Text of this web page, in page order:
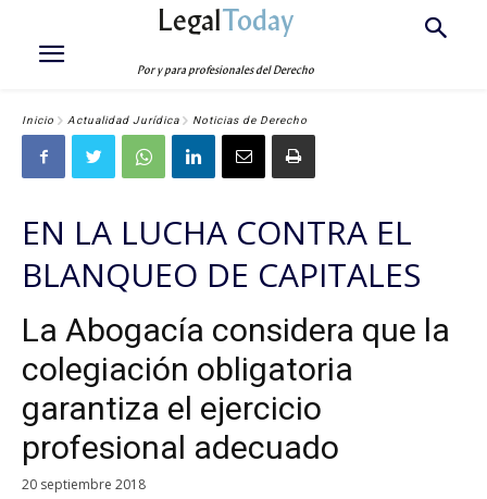
LegalToday
Por y para profesionales del Derecho
Inicio Actualidad Jurídica Noticias de Derecho
EN LA LUCHA CONTRA EL
BLANQUEO DE CAPITALES
La Abogacía considera que la
colegiación obligatoria
garantiza el ejercicio
profesional adecuado
20 septiembre 2018